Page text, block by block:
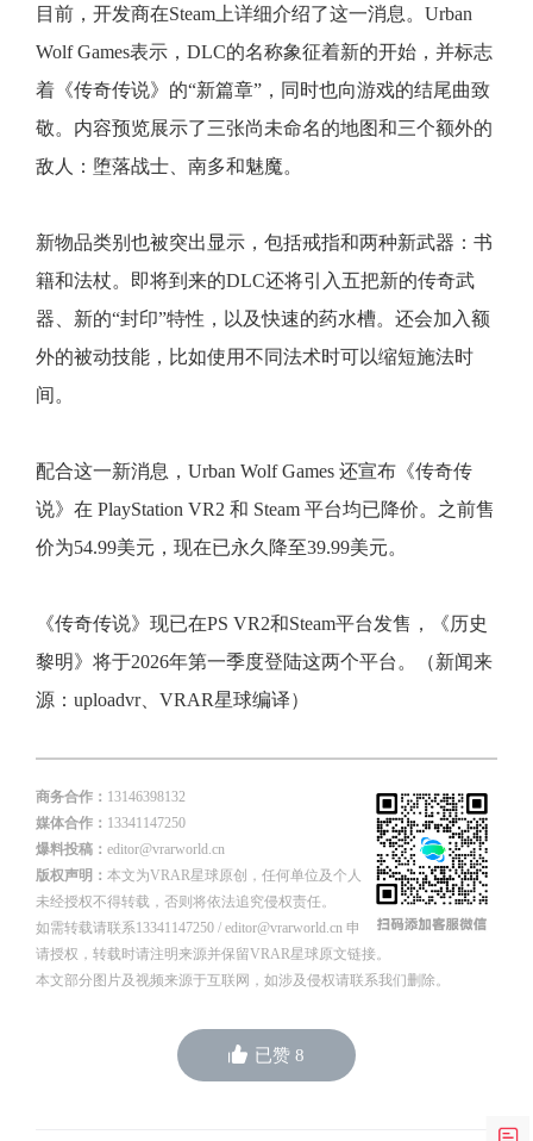
目前，开发商在Steam上详细介绍了这一消息。Urban
Wolf Games表示，DLC的名称象征着新的开始，并标志
着《传奇传说》的“新篇章”，同时也向游戏的结尾曲致
敬。内容预览展示了三张尚未命名的地图和三个额外的
敌人：堕落战士、南多和魅魔。
新物品类别也被突出显示，包括戒指和两种新武器：书
籍和法杖。即将到来的DLC还将引入五把新的传奇武
器、新的“封印”特性，以及快速的药水槽。还会加入额
外的被动技能，比如使用不同法术时可以缩短施法时
间。
配合这一新消息，Urban Wolf Games 还宣布《传奇传
说》在 PlayStation VR2 和 Steam 平台均已降价。之前售
价为54.99美元，现在已永久降至39.99美元。
《传奇传说》现已在PS VR2和Steam平台发售，《历史
黎明》将于2026年第一季度登陆这两个平台。（新闻来
源：uploadvr、VRAR星球编译）
商务合作： 13146398132
媒体合作： 13341147250
爆料投稿： editor@vrarworld.cn
版权声明： 本文为VRAR星球原创，任何单位及个人
未经授权不得转载，否则将依法追究侵权责任。
如需转载请联系13341147250 / editor@vrarworld.cn 申
请授权，转载时请注明来源并保留VRAR星球原文链接。
本文部分图片及视频来源于互联网，如涉及侵权请联系我们删除。
已赞 8